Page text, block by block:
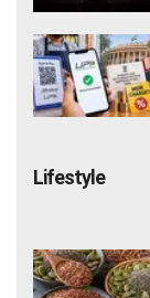
Lifestyle